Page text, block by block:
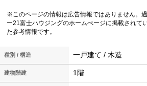
※このページの情報は広告情報ではありません。
ー21富士ハウジングのホームぺージに掲載されて
た参考情報です。
種別 / 構造 一戸建て / 木造
建物階建 1階